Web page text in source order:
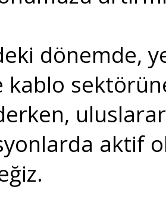
dönemde,
kablo
aktif